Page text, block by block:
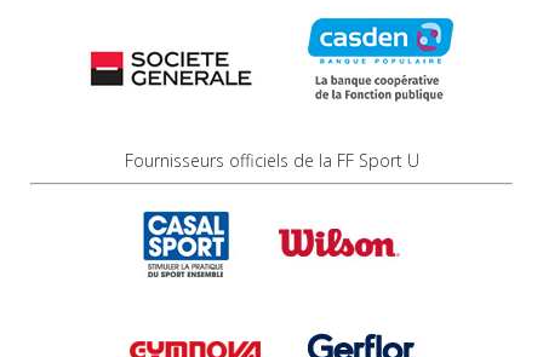
Fournisseurs officiels de la FF Sport U